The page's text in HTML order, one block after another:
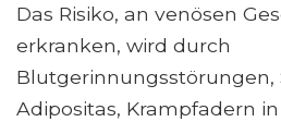
Das Risiko, an venösen
erkranken, wird durch
Blutgerinnungsstörungen,
Adipositas, Krampfadern